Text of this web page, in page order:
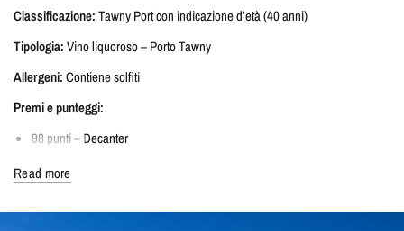
Classificazione:Tawny Port con indicazione d’età (40 anni)
Tipologia:Vino liquoroso – Porto Tawny
Allergeni:Contiene solfiti
Premi e punteggi:
98 punti – Decanter
96 punti – James Suckling
Read more